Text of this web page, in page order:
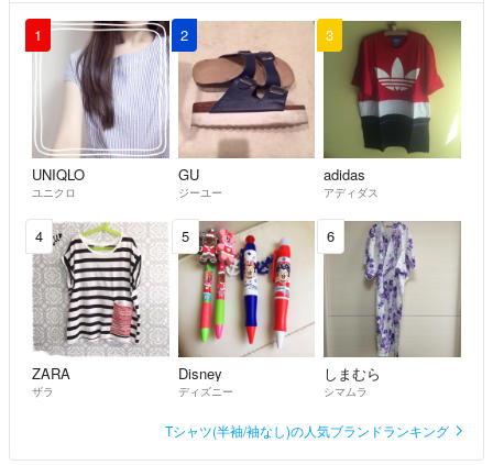
1
UNIQLO
ユニクロ
2
GU
ジーユー
3
adidas
アディダス
4
ZARA
ザラ
5
Disney
ディズニー
6
しまむら
シマムラ
Tシャツ(半袖/袖なし)の人気ブランドランキング